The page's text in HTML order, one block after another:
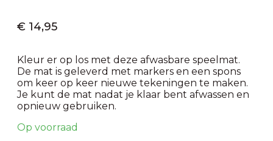
€ 14,95
Kleur er op los met deze afwasbare speelmat.
De mat is geleverd met markers en een spons
om keer op keer nieuwe tekeningen te maken.
Je kunt de mat nadat je klaar bent afwassen en
opnieuw gebruiken.
Op voorraad